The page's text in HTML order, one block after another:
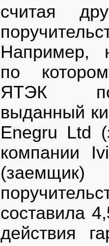
считая
Например,
по
ЯТЭК
выданный
Enegru Ltd
компании
составила
действия